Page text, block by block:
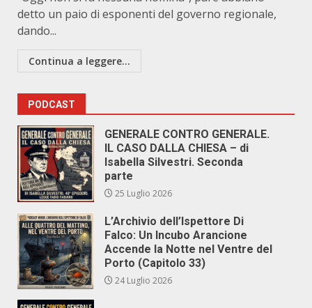
detto un paio di esponenti del governo regionale,
dando...
Continua a leggere...
PODCAST
GENERALE CONTRO GENERALE.
IL CASO DALLA CHIESA – di
Isabella Silvestri. Seconda
parte
25 Luglio 2026
L’Archivio dell’Ispettore Di
Falco: Un Incubo Arancione
Accende la Notte nel Ventre del
Porto (Capitolo 33)
24 Luglio 2026